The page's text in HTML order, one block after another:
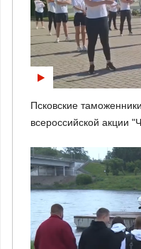
Псковские
всероссийской акции